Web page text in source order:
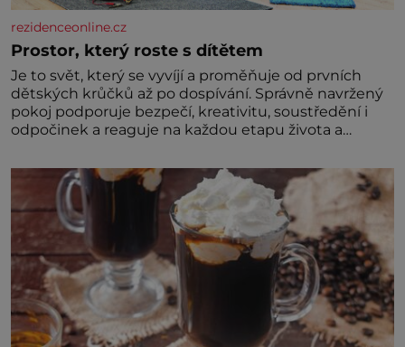
rezidenceonline.cz
Prostor, který roste s dítětem
Je to svět, který se vyvíjí a proměňuje od prvních
dětských krůčků až po dospívání. Správně navržený
pokoj podporuje bezpečí, kreativitu, soustředění i
odpočinek a reaguje na každou etapu života a
jednoduchost, měkkost a bezpečí, proto by pokoj
miminka měl působit především klidně a útulně.
Předškolní věk je